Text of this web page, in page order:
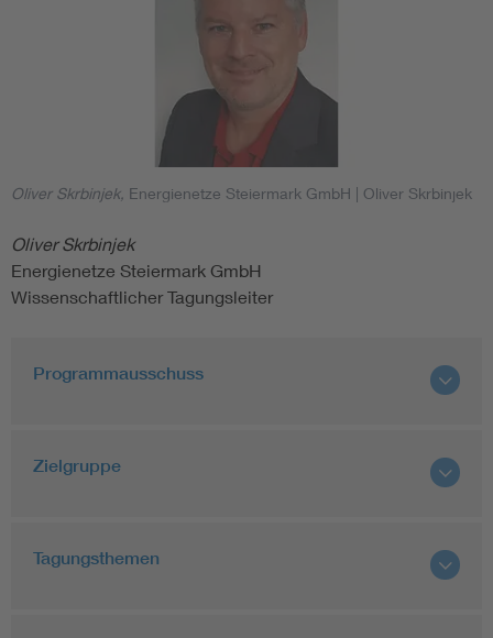
Oliver Skrbinjek, Energienetze Steiermark GmbH | Oliver Skrbinjek
Oliver Skrbinjek
Energienetze Steiermark GmbH
Wissenschaftlicher Tagungsleiter
Programmausschuss
Zielgruppe
Tagungsthemen